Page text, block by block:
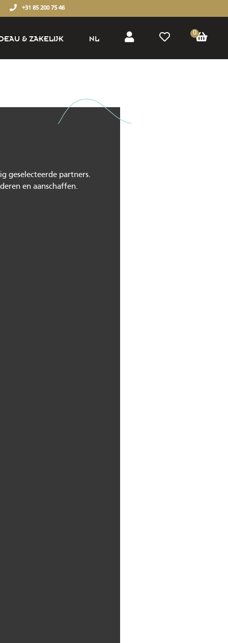
+31 85 200 75 46
& ZAKELIJK NL
0
geselecteerde partners.
en aanschaffen.